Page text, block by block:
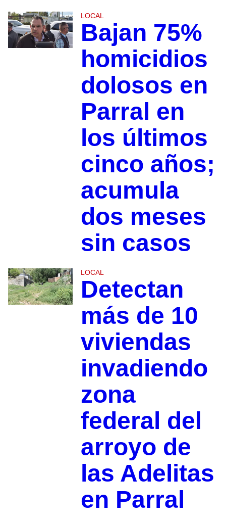
LOCAL
Bajan 75%
homicidios
dolosos en
Parral en
los últimos
cinco años;
acumula
dos meses
sin casos
LOCAL
Detectan
más de 10
viviendas
invadiendo
zona
federal del
arroyo de
las Adelitas
en Parral